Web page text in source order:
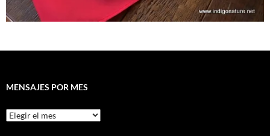
MENSAJES POR MES
Mensajes
por